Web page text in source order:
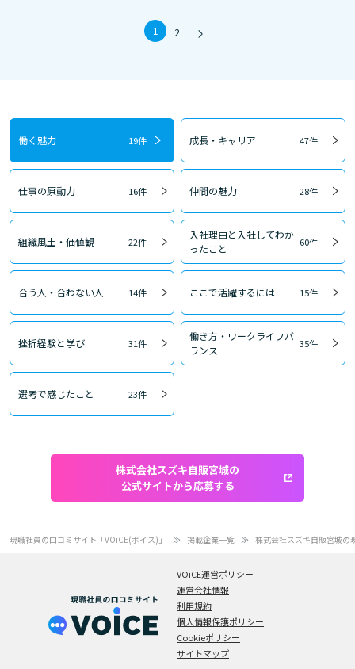
1 2
働く魅力 19件 成長・キャリア 47件
仕事の原動力 16件 仲間の魅力 28件
組織風土・価値観 22件
入社理由と入社してわか
ったこと
60件
合う人・合わない人 14件 ここで活躍するには 15件
挫折経験と学び 31件
働き方・ワークライフバ
ランス
35件
選考で感じたこと 23件
株式会社スズキ自販宮城の
公式サイトから応募する
現職社員の口コミサイト「VOiCE(ボイス)」 掲載企業一覧 株式会社スズキ自販宮城の
VOiCE運営ポリシー
運営会社情報
利用規約
個人情報保護ポリシー
Cookieポリシー
サイトマップ